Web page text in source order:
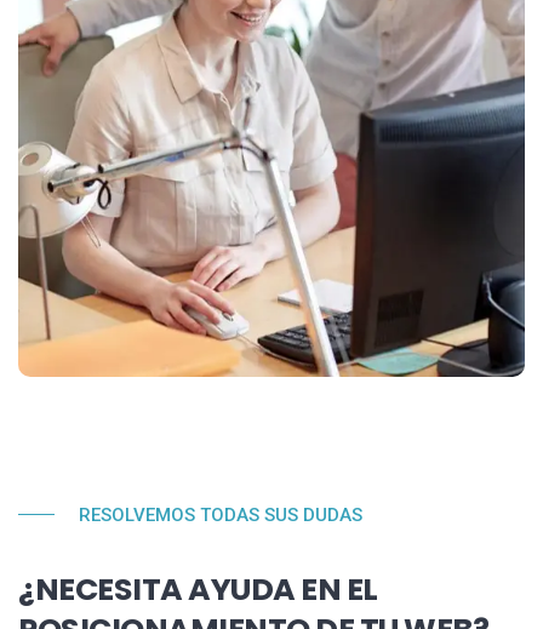
RESOLVEMOS TODAS SUS DUDAS
¿NECESITA AYUDA EN EL